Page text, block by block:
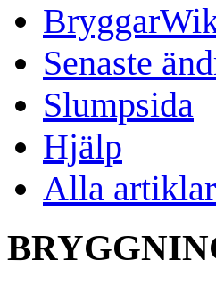
Senaste
Slumpsida
Hjälp
Alla